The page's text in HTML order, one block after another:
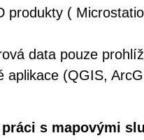
produkty (
data pouze
aplikace (QGIS,
s mapovými